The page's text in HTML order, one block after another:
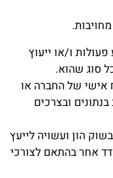
ו/או ייעוץ
סוג שהוא.
אישי של החברה או
ובצרכים
הון ועשויה לייעץ
אחר בהתאם לצורכי